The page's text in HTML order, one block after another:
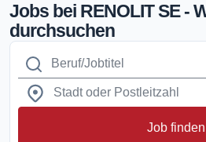
Jobs bei RENOLIT SE -
durchsuchen
Job finden